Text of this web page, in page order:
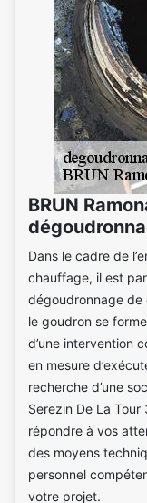
BRUN
Dans le cadre de
chauffage, il est
dégoudronnage de
le goudron se
d’une intervention
en mesure
recherche d’une
Serezin De La
répondre à vos
des moyens
personnel
votre projet.